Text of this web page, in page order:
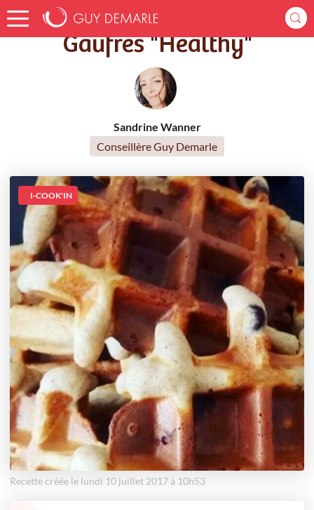
Accueil Recettes Gaufres "Healthy"
Gaufres "Healthy"
Sandrine Wanner
Conseillère Guy Demarle
I-COOK'IN
Recette créée le lundi 10 juillet 2017 à 10h53